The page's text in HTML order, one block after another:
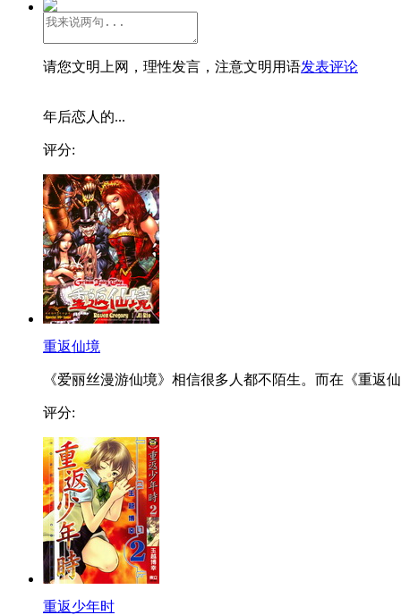
请您文明上网，理性发言，注意文明用语发表评论
年后恋人的...
评分:
重返仙境
《爱丽丝漫游仙境》相信很多人都不陌生。而在《重返
评分:
重返少年时